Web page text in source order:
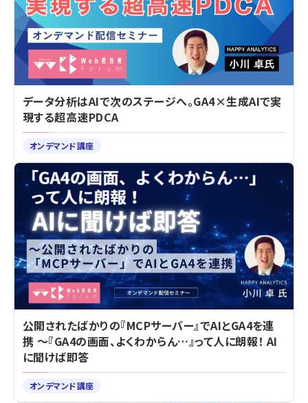
データ分析はAIで次のステージへ。GA4×生成AIで実
現する超高速PDCA
オンデマンド講座
公開されたばかりの『MCPサーバー』でAIとGA4を連
携 ～『GA4の画面、よくわからん…』って人に朗報！ AI
に聞けば即答
オンデマンド講座